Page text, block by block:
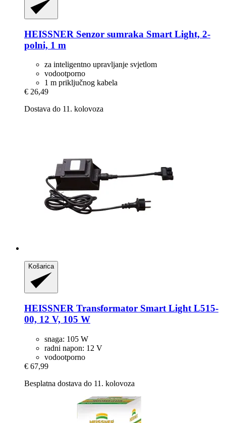
HEISSNER Senzor sumraka Smart Light, 2-​
polni, 1 m
za inteligentno upravljanje svjetlom
vodootporno
1 m priključnog kabela
€ 26,49
Dostava do 11. kolovoza
Košarica
HEISSNER Transformator Smart Light L515-​
00, 12 V, 105 W
snaga: 105 W
radni napon: 12 V
vodootporno
€ 67,99
Besplatna dostava do 11. kolovoza